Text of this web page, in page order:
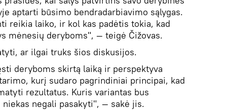
aptarti būsimo bendradarbiavimo sąlygas.
reikia laiko, ir kol kas padėtis tokia, kad
mėnesių deryboms", — teigė Čižovas.
ar ilgai truks šios diskusijos.
deryboms skirtą laiką ir perspektyva
kurį sudaro pagrindiniai principai, kad
rezultatus. Kuris variantas bus
negali pasakyti", — sakė jis.